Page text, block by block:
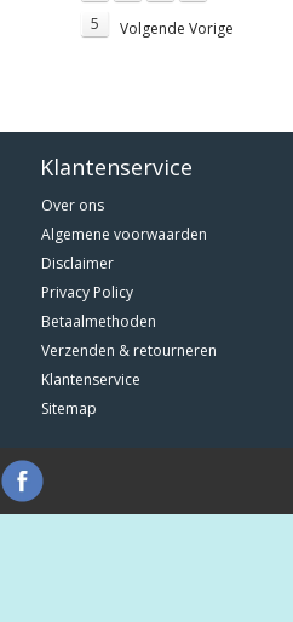
5
Volgende Vorige
Klantenservice
Over ons
Algemene voorwaarden
Disclaimer
Privacy Policy
Betaalmethoden
Verzenden & retourneren
Klantenservice
Sitemap